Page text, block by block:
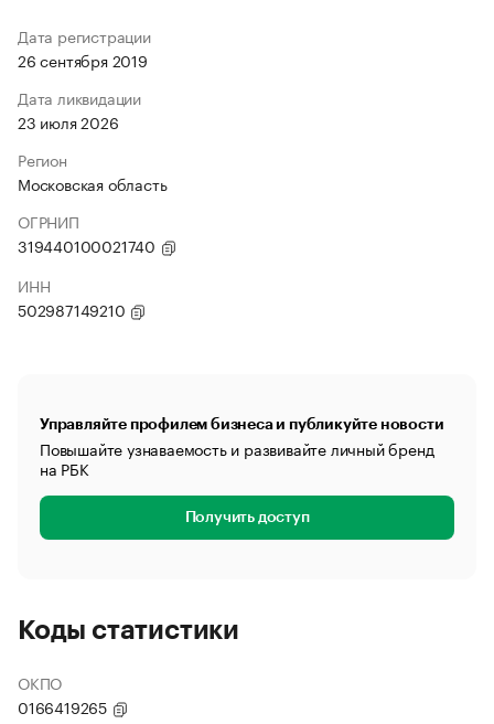
Дата регистрации
26 сентября 2019
Дата ликвидации
23 июля 2026
Регион
Московская область
ОГРНИП
319440100021740
ИНН
502987149210
Управляйте профилем бизнеса и публикуйте новости
Повышайте узнаваемость и развивайте личный бренд
на РБК
Получить доступ
Коды статистики
ОКПО
0166419265